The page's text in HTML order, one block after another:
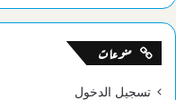
منوعات
تسجيل الدخول